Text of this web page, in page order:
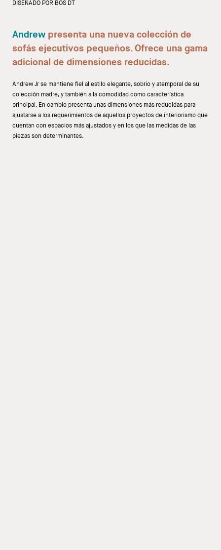
DISEÑADO POR BOS DT
Andrew presenta una nueva colección de
sofás ejecutivos pequeños. Ofrece una gama
adicional de dimensiones reducidas.
Andrew Jr se mantiene fiel al estilo elegante, sobrio y atemporal de su
colección madre, y también a la comodidad como característica
principal. En cambio presenta unas dimensiones más reducidas para
ajustarse a los requerimientos de aquellos proyectos de interiorismo que
cuentan con espacios más ajustados y en los que las medidas de las
piezas son determinantes.